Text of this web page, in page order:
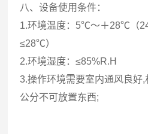
八、设备使用条件：
1.环境温度：5℃～＋28℃（
≤28℃）
2.环境湿度：≤85%R.H
3.操作环境需要室内通风良好
公分不可放置东西;